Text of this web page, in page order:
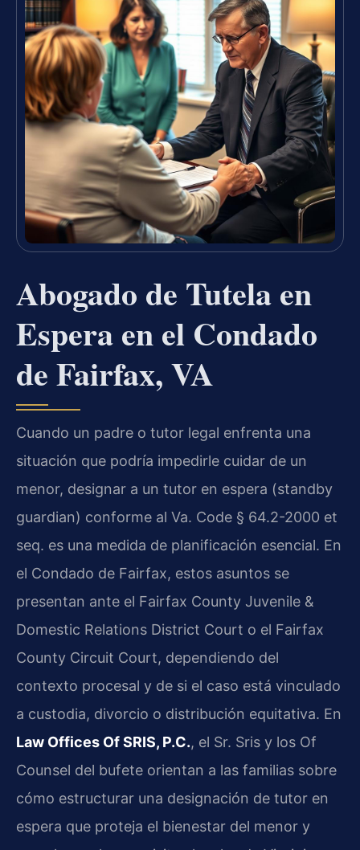
Abogado de Tutela en
Espera en el Condado
de Fairfax, VA
Cuando un padre o tutor legal enfrenta una
situación que podría impedirle cuidar de un
menor, designar a un tutor en espera (standby
guardian) conforme al Va. Code § 64.2-2000 et
seq. es una medida de planificación esencial. En
el Condado de Fairfax, estos asuntos se
presentan ante el Fairfax County Juvenile &
Domestic Relations District Court o el Fairfax
County Circuit Court, dependiendo del
contexto procesal y de si el caso está vinculado
a custodia, divorcio o distribución equitativa. En
Law Offices Of SRIS, P.C., el Sr. Sris y los Of
Counsel del bufete orientan a las familias sobre
cómo estructurar una designación de tutor en
espera que proteja el bienestar del menor y